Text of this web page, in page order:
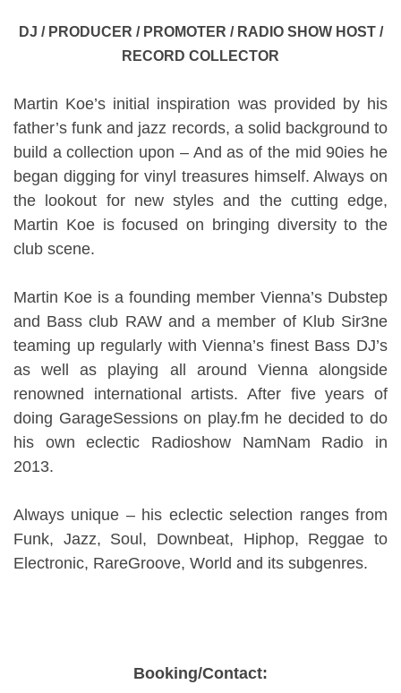
DJ / PRODUCER / PROMOTER / RADIO SHOW HOST /
RECORD COLLECTOR
Martin Koe’s initial inspiration was provided by his
father’s funk and jazz records, a solid background to
build a collection upon – And as of the mid 90ies he
began digging for vinyl treasures himself. Always on
the lookout for new styles and the cutting edge,
Martin Koe is focused on bringing diversity to the
club scene.
Martin Koe is a founding member Vienna’s Dubstep
and Bass club RAW and a member of Klub Sir3ne
teaming up regularly with Vienna’s finest Bass DJ’s
as well as playing all around Vienna alongside
renowned international artists. After five years of
doing GarageSessions on play.fm he decided to do
his own eclectic Radioshow NamNam Radio in
2013.
Always unique – his eclectic selection ranges from
Funk, Jazz, Soul, Downbeat, Hiphop, Reggae to
Electronic, RareGroove, World and its subgenres.
Booking/Contact: